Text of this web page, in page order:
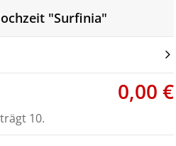
"Surfinia"
0,00 €
10.